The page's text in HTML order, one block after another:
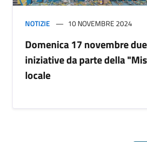
NOTIZIE 10 NOVEMBRE 2024
Domenica 17 novembre
iniziative da parte della
locale